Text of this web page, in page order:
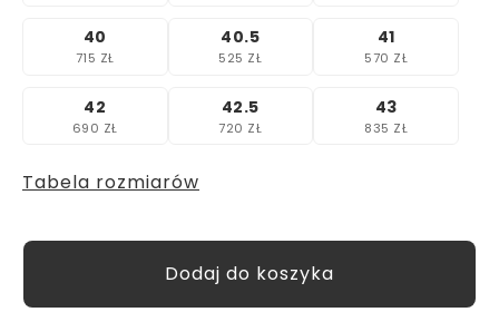
40
715 ZŁ
40.5
525 ZŁ
41
570 ZŁ
42
690 ZŁ
42.5
720 ZŁ
43
835 ZŁ
Tabela rozmiarów